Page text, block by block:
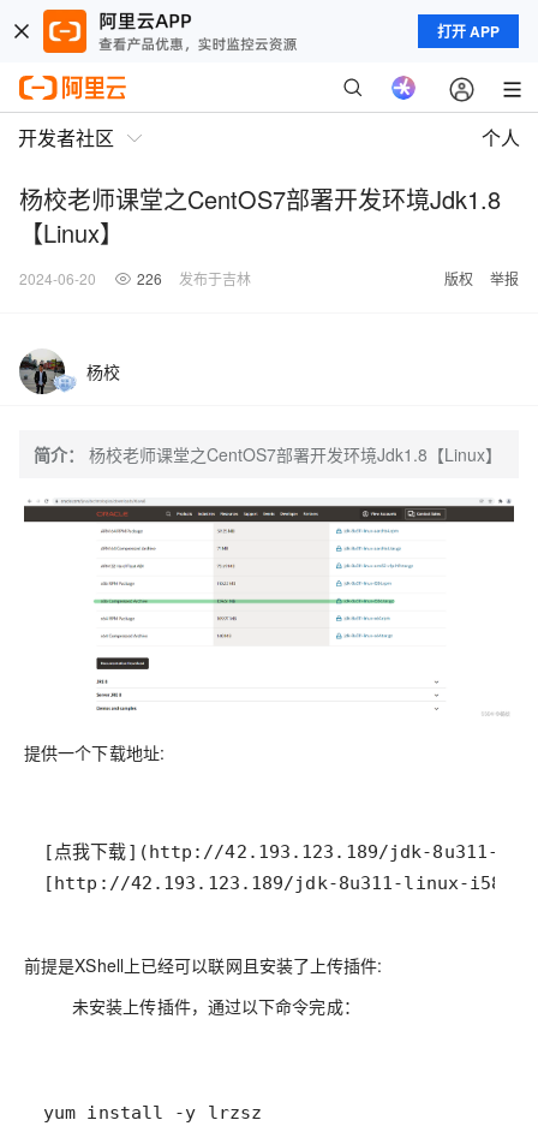
打开 APP
开发者社区 个人
杨校老师课堂之CentOS7部署开发环境Jdk1.8
【Linux】
2024-06-20 226 发布于吉林 版权 举报
杨校
简介： 杨校老师课堂之CentOS7部署开发环境Jdk1.8【Linux】
提供一个下载地址:
前提是XShell上已经可以联网且安装了上传插件:
未安装上传插件，通过以下命令完成：
yum install -y lrzsz